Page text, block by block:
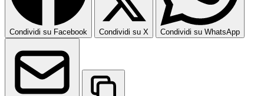
Condividi su Facebook Condividi su X Condividi su WhatsApp